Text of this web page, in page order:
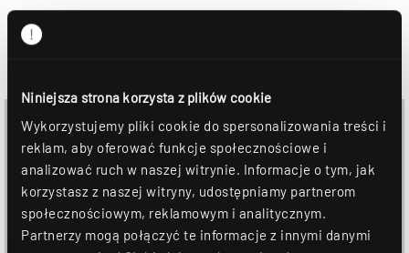
Niniejsza strona korzysta z plików cookie
Wykorzystujemy pliki cookie do spersonalizowania treści i
reklam, aby oferować funkcje społecznościowe i
analizować ruch w naszej witrynie. Informacje o tym, jak
korzystasz z naszej witryny, udostępniamy partnerom
społecznościowym, reklamowym i analitycznym.
Partnerzy mogą połączyć te informacje z innymi danymi
Download
Obraz produktu
Arkusz danych